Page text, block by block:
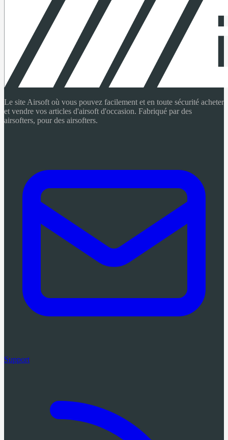
Le site Airsoft où vous pouvez facilement et en toute sécurité acheter
et vendre vos articles d'airsoft d'occasion. Fabriqué par des
airsofters, pour des airsofters.
Support